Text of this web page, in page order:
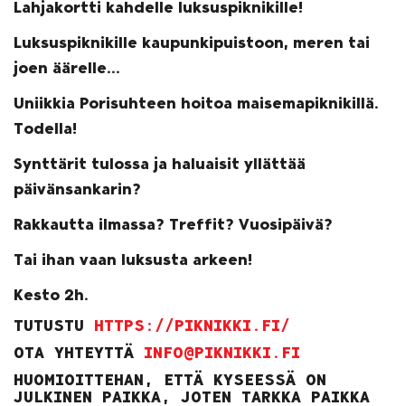
Lahjakortti kahdelle luksuspiknikille!
Luksuspiknikille kaupunkipuistoon, meren tai
joen äärelle...
Uniikkia Porisuhteen hoitoa maisemapiknikillä.
Todella!
Synttärit tulossa ja haluaisit yllättää
päivänsankarin?
Rakkautta ilmassa? Treffit? Vuosipäivä?
Tai ihan vaan luksusta arkeen!
Kesto 2h.
TUTUSTU HTTPS://PIKNIKKI.FI/
OTA YHTEYTTÄ INFO@PIKNIKKI.FI
HUOMIOITTEHAN, ETTÄ KYSEESSÄ ON
JULKINEN PAIKKA, JOTEN TARKKA PAIKKA